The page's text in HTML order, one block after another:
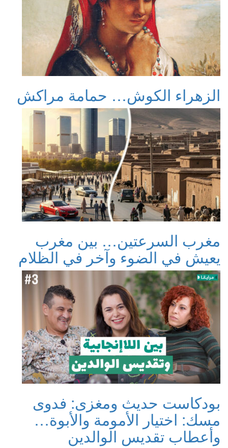
الزهراء الكوش… حمامة مراكش
مغرب السرعتين… بين مغرب
يعيش في الضوء وآخر في الظلام
بودكاست حديث ومغزى: فدوى
مسك: اختيار الأمومة والأبوة…
وأعطاب تقديس الوالدين